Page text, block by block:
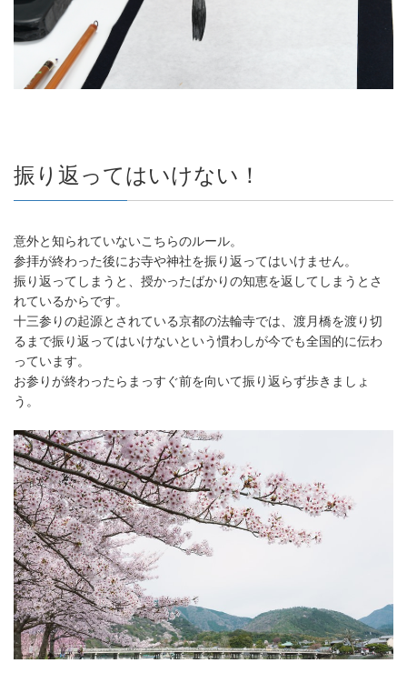
振り返ってはいけない！
意外と知られていないこちらのルール。
参拝が終わった後にお寺や神社を振り返ってはいけません。
振り返ってしまうと、授かったばかりの知恵を返してしまうとさ
れているからです。
十三参りの起源とされている京都の法輪寺では、渡月橋を渡り切
るまで振り返ってはいけないという慣わしが今でも全国的に伝わ
っています。
お参りが終わったらまっすぐ前を向いて振り返らず歩きましょ
う。